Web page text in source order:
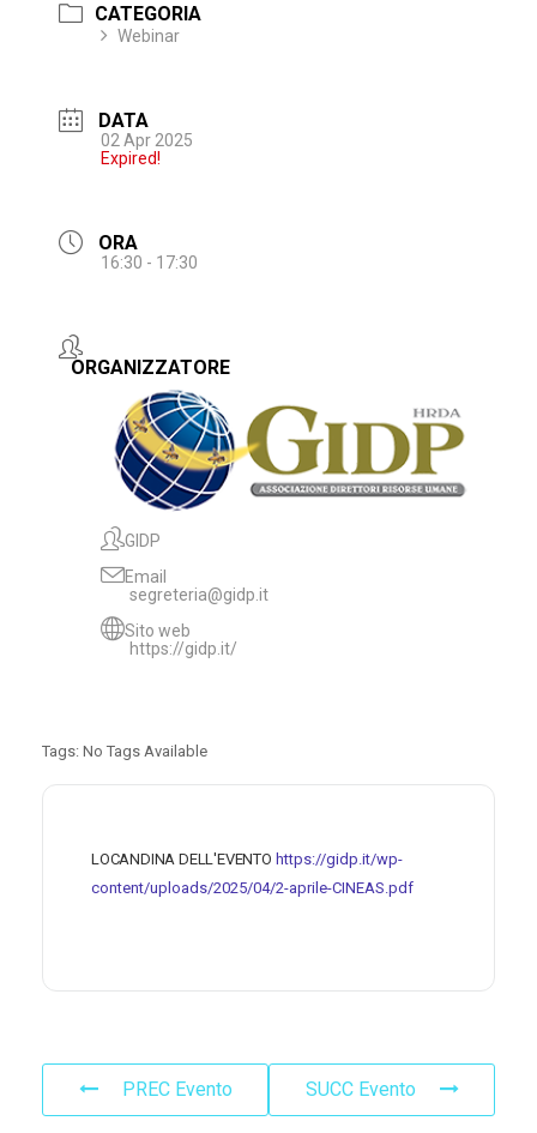
CATEGORIA
Webinar
DATA
02 Apr 2025
Expired!
ORA
16:30 - 17:30
ORGANIZZATORE
GIDP
Email
segreteria@gidp.it
Sito web
https://gidp.it/
Tags: No Tags Available
LOCANDINA DELL'EVENTO https://gidp.it/wp-
content/uploads/2025/04/2-aprile-CINEAS.pdf
PREC Evento SUCC Evento